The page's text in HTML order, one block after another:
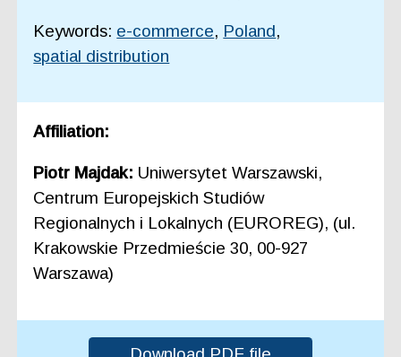
Keywords: e-commerce, Poland,
spatial distribution
Affiliation:
Piotr Majdak: Uniwersytet Warszawski,
Centrum Europejskich Studiów
Regionalnych i Lokalnych (EUROREG), (ul.
Krakowskie Przedmieście 30, 00-927
Warszawa)